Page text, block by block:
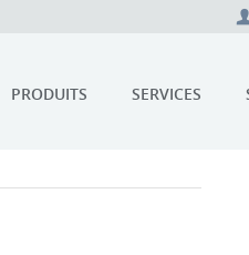
PRODUITS SERVICES